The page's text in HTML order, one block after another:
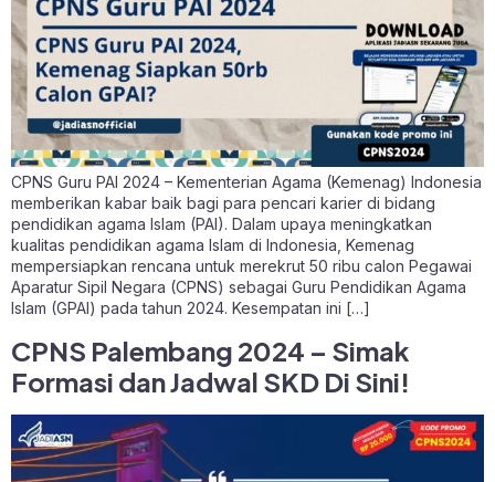
CPNS Guru PAI 2024 – Kementerian Agama (Kemenag) Indonesia
memberikan kabar baik bagi para pencari karier di bidang
pendidikan agama Islam (PAI). Dalam upaya meningkatkan
kualitas pendidikan agama Islam di Indonesia, Kemenag
mempersiapkan rencana untuk merekrut 50 ribu calon Pegawai
Aparatur Sipil Negara (CPNS) sebagai Guru Pendidikan Agama
Islam (GPAI) pada tahun 2024. Kesempatan ini […]
CPNS Palembang 2024 – Simak
Formasi dan Jadwal SKD Di Sini!